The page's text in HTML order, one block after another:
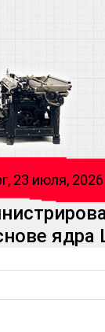
23 июля, 2026
ядра